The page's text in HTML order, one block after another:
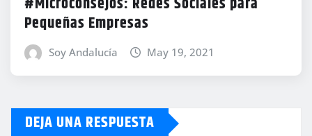
Pequeñas Empresas
Soy Andalucía May 19, 2021
DEJA UNA RESPUESTA